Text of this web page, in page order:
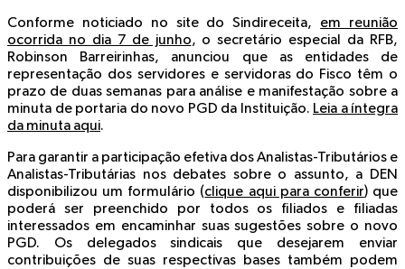
Conforme noticiado no site do Sindireceita, em reunião
ocorrida no dia 7 de junho, o secretário especial da RFB,
Robinson Barreirinhas, anunciou que as entidades de
representação dos servidores e servidoras do Fisco têm o
prazo de duas semanas para análise e manifestação sobre a
minuta de portaria do novo PGD da Instituição. Leia a íntegra
da minuta aqui.
Para garantir a participação efetiva dos Analistas-Tributários e
Analistas-Tributárias nos debates sobre o assunto, a DEN
disponibilizou um formulário (clique aqui para conferir) que
poderá ser preenchido por todos os filiados e filiadas
interessados em encaminhar suas sugestões sobre o novo
PGD. Os delegados sindicais que desejarem enviar
contribuições de suas respectivas bases também podem